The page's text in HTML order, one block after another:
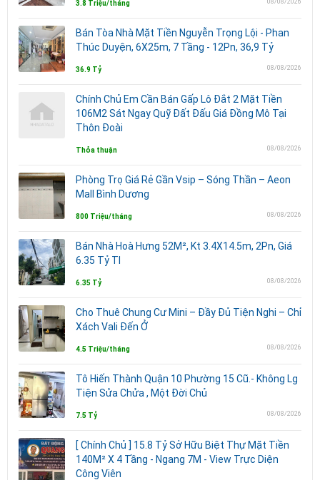
3.8 Triệu/tháng
Bán Tòa Nhà Mặt Tiền Nguyễn Trọng Lội - Phan
Thúc Duyện, 6X25m, 7 Tầng - 12Pn, 36,9 Tỷ
36.9 Tỷ 08/08/2026
Chính Chủ Em Cần Bán Gấp Lô Đắt 2 Mặt Tiền
106M2 Sát Ngay Quỹ Đất Đấu Giá Đồng Mô Tại
Thôn Đoài
Thỏa thuận 08/08/2026
Phòng Trọ Giá Rẻ Gần Vsip – Sóng Thần – Aeon
Mall Bình Dương
800 Triệu/tháng 08/08/2026
Bán Nhà Hoà Hưng 52M², Kt 3.4X14.5m, 2Pn, Giá
6.35 Tỷ Tl
6.35 Tỷ 08/08/2026
Cho Thuê Chung Cư Mini – Đầy Đủ Tiện Nghi – Chỉ
Xách Vali Đến Ở
4.5 Triệu/tháng 08/08/2026
Tô Hiến Thành Quận 10 Phường 15 Cũ.- Không Lg
Tiện Sửa Chửa , Một Đời Chủ
7.5 Tỷ 08/08/2026
[ Chính Chủ ] 15.8 Tỷ Sở Hữu Biệt Thự Mặt Tiền
140M² X 4 Tầng - Ngang 7M - View Trực Diện
Công Viên